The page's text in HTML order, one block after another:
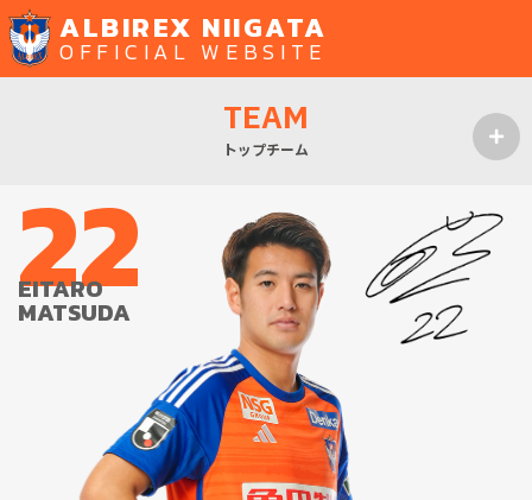
ALBIREX NIIGATA
OFFICIAL WEBSITE
TEAM
トップチーム
22
EITARO
MATSUDA